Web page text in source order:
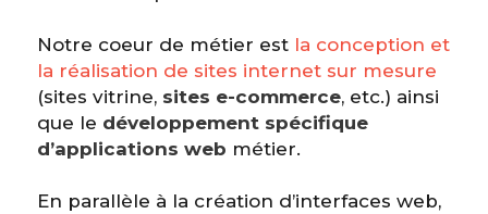
Notre coeur de métier est la conception et
la réalisation de sites internet sur mesure
(sites vitrine, sites e-commerce, etc.) ainsi
que le développement spécifique
d’applications web métier.
En parallèle à la création d’interfaces web,